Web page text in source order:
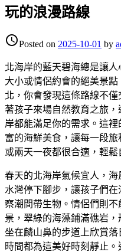
玩的浪漫路線
access_timePosted on 2025-10-01 by
北海岸的藍天碧海總是讓
大小或情侶約會的絕美景
北，你會發現這條路線不
著孩子來場自然教育之旅
岸都能滿足你的需求。這
富的海鮮美食，讓每一段
或兩天一夜都很合適，輕
春天的北海岸氣候宜人，
水灣停下腳步，讓孩子們
察潮間帶生物。情侶們則
景，翠綠的海藻鋪滿礁岩，
坐在麟山鼻的步道上欣賞
時間都為這美好時刻靜止